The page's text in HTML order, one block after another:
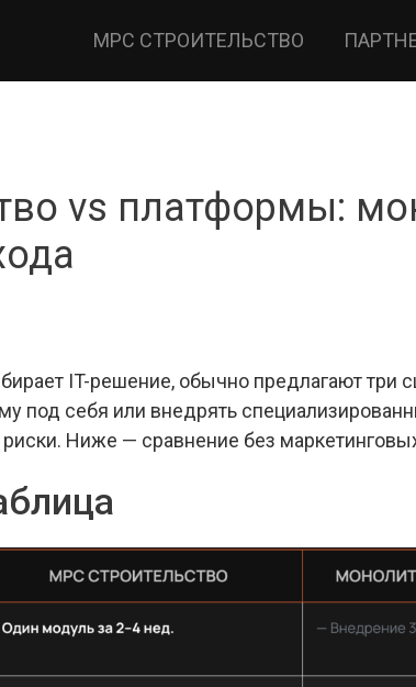
МРС СТРОИТЕЛЬСТВО
vs платформы:
IT-решение, обычно предлагают три
под себя или внедрять
Ниже — сравнение без